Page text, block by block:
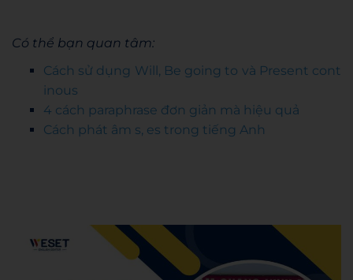
Có thể bạn quan tâm:
Cách sử dụng Will, Be going to và Present cont
inous
4 cách paraphrase đơn giản mà hiệu quả
Cách phát âm s, es trong tiếng Anh